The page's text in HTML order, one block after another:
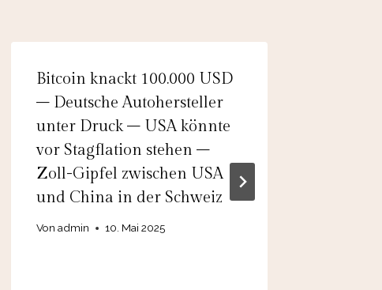
Bitcoin knackt 100.000 USD
– Deutsche Autohersteller
unter Druck – USA könnte
vor Stagflation stehen –
Zoll-Gipfel zwischen USA
und China in der Schweiz
Von admin 10. Mai 2025